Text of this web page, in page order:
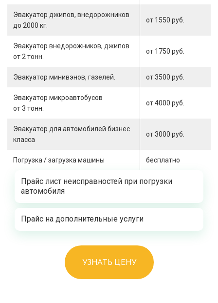
Эвакуатор джипов, внедорожников
до 2000 кг.
от 1550 руб.
Эвакуатор внедорожников, джипов
от 2 тонн.
от 1750 руб.
Эвакуатор минивэнов, газелей. от 3500 руб.
Эвакуатор микроавтобусов
от 3 тонн.
от 4000 руб.
Эвакуатор для автомобилей бизнес
класса
от 3000 руб.
Погрузка / загрузка машины бесплатно
Прайс лист неисправностей при погрузки
автомобиля
Прайс на дополнительные услуги
УЗНАТЬ ЦЕНУ